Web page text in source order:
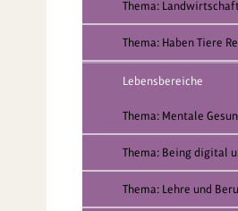
Thema:
Thema: Haben Tiere
Lebensbereiche
Thema: Mentale
Thema: Being digital
Thema: Lehre und